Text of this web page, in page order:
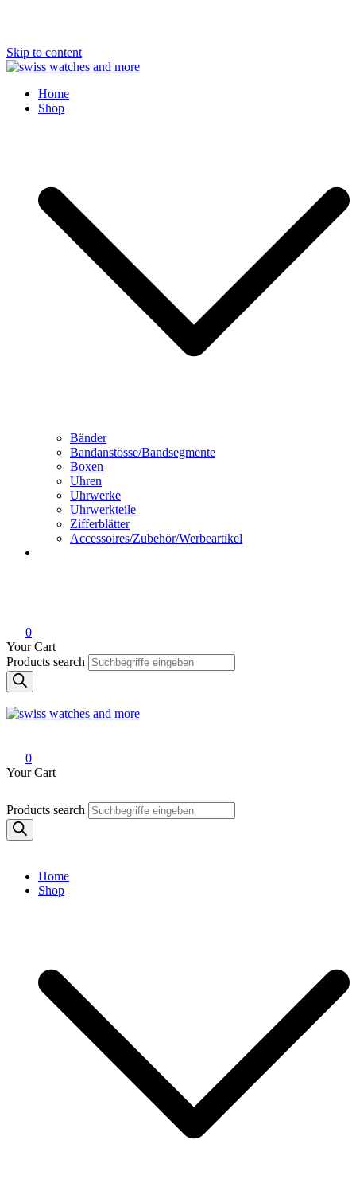
Skip to content
Swiss Watches and More
Home
Shop
Bänder
Bandanstösse/Bandsegmente
Boxen
Uhren
Uhrwerke
Uhrwerkteile
Zifferblätter
Accessoires/Zubehör/Werbeartikel
0
Your Cart
Products search
0
Your Cart
Products search
Home
Shop